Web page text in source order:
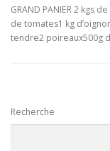
GRAND PANIER 2 kgs
de tomates1 kg
tendre2 poireaux500g
Recherche